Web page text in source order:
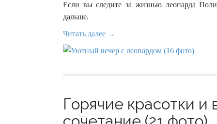
Если вы следите за жизнью леопарда
дальше.
Читать далее →
Горячие красотки